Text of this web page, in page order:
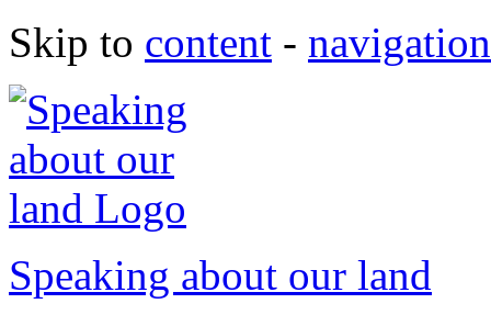
Skip to content - navigation
Speaking about our land